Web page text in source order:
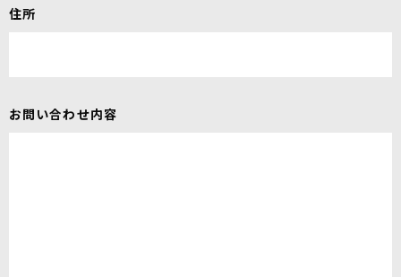
住所
お問い合わせ内容